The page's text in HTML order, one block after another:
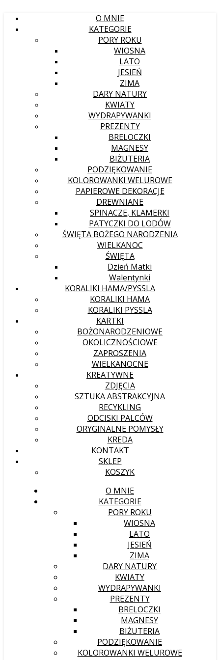
O MNIE
KATEGORIE
PORY ROKU
WIOSNA
LATO
JESIEŃ
ZIMA
DARY NATURY
KWIATY
WYDRAPYWANKI
PREZENTY
BRELOCZKI
MAGNESY
BIŻUTERIA
PODZIĘKOWANIE
KOLOROWANKI WELUROWE
PAPIEROWE DEKORACJE
DREWNIANE
SPINACZE, KLAMERKI
PATYCZKI DO LODÓW
ŚWIĘTA BOŻEGO NARODZENIA
WIELKANOC
ŚWIĘTA
Dzień Matki
Walentynki
KORALIKI HAMA/PYSSLA
KORALIKI HAMA
KORALIKI PYSSLA
KARTKI
BOŻONARODZENIOWE
OKOLICZNOŚCIOWE
ZAPROSZENIA
WIELKANOCNE
KREATYWNE
ZDJĘCIA
SZTUKA ABSTRAKCYJNA
RECYKLING
ODCISKI PALCÓW
ORYGINALNE POMYSŁY
KREDA
KONTAKT
SKLEP
KOSZYK
O MNIE
KATEGORIE
PORY ROKU
WIOSNA
LATO
JESIEŃ
ZIMA
DARY NATURY
KWIATY
WYDRAPYWANKI
PREZENTY
BRELOCZKI
MAGNESY
BIŻUTERIA
PODZIĘKOWANIE
KOLOROWANKI WELUROWE